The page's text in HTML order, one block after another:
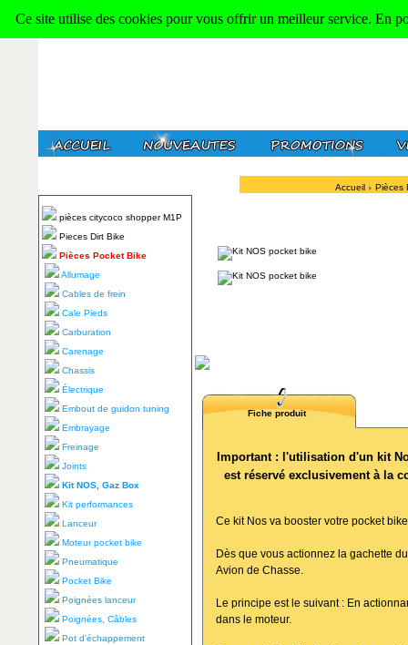
pièces citycoco shopper M1P
Pieces Dirt Bike
Pièces Pocket Bike
Allumage
Cables de frein
Cale Pieds
Carburation
Carenage
Chassis
Électrique
Embout de guidon tuning
Embrayage
Freinage
Joints
Kit NOS, Gaz Box
Kit performances
Lanceur
Moteur pocket bike
Pneumatique
Pocket Bike
Poignées lanceur
Poignées, Câbles
Pot d'échappement
Accueil Pièces
Fiche produit
Important : l'utilisation d'un kit
est réservé exclusivement à la
Ce kit Nos va booster votre pocket
Dès que vous actionnez la gachette
Avion de Chasse.
Le principe est le suivant : En
dans le moteur.
Ce site utilise des cookies pour vous offrir un meilleur service. En